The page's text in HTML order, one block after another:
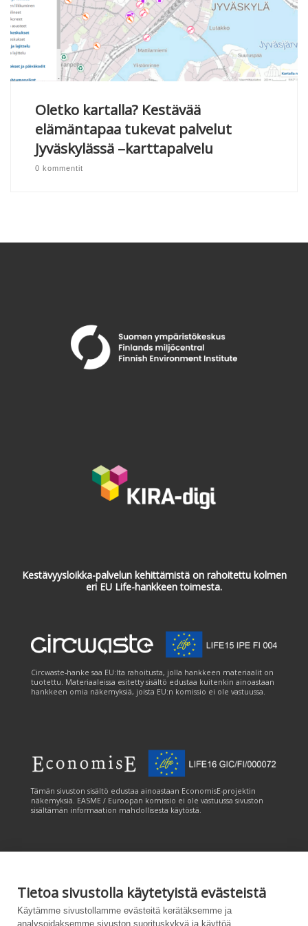
Tietoa sivustolla käytetyistä evästeistä
Käytämme sivustollamme evästeitä kerätäksemme ja
analysoidaksemme sivuston suorituskykyä ja käyttöä,
Oletko kartalla? Kestävää
elämäntapaa tukevat palvelut
Jyväskylässä –karttapalvelu
0 kommentit
Kestävyysloikka-palvelun kehittämistä on rahoitettu kolmen
eri EU Life-hankkeen toimesta.
Circwaste-hanke saa EU:lta rahoitusta, jolla hankkeen materiaalit on
tuotettu. Materiaaleissa esitetty sisältö edustaa kuitenkin ainoastaan
hankkeen omia näkemyksiä, joista EU:n komissio ei ole vastuussa.
Tämän sivuston sisältö edustaa ainoastaan EconomisE-projektin
näkemyksiä. EASME / Euroopan komissio ei ole vastuussa sivuston
sisältämän informaation mahdollisesta käytöstä.
Tämän sivuston tuottamiseen on saatu rahoitusta Euroopan unionin
LIFE-ohjelmasta. Tämän sivuston sisältö edustaa ainoastaan